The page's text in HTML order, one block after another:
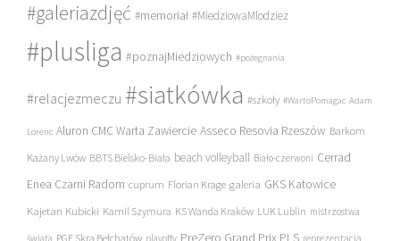
#galeriazdjęć #memoriał #MiedziowaMlodziez
#plusliga #poznajMiedziowych #pożegnania
#relacjezmeczu #siatkówka #szkoły #WartoPomagac Adam
Lorenc Aluron CMC Warta Zawiercie Asseco Resovia Rzeszów Barkom
Każany Lwów BBTS Bielsko-Biała beach volleyball Biało-czerwoni Cerrad
Enea Czarni Radom cuprum Florian Krage galeria GKS Katowice
Kajetan Kubicki Kamil Szymura KS Wanda Kraków LUK Lublin mistrzostwa
świata PGE Skra Bełchatów playoffy PreZero Grand Prix PLS reprezentacja